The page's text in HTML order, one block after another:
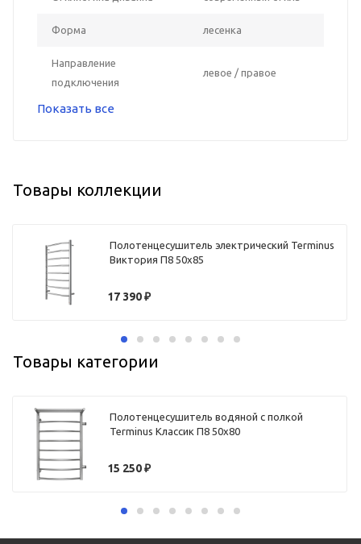
Форма лесенка
Направление
подключения
левое / правое
Показать все
Товары коллекции
Полотенцесушитель электрический Terminus
Виктория П8 50х85
17 390₽
Товары категории
Полотенцесушитель водяной с полкой
Terminus Классик П8 50х80
15 250₽